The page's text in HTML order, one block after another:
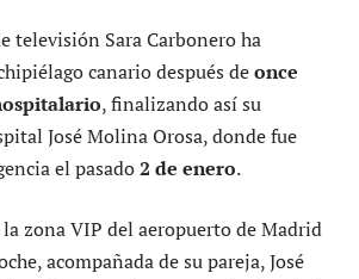
televisión Sara Carbonero ha
canario después deonce
, finalizando así su
José Molina Orosa, donde fue
el pasado2 de enero.
zona VIP del aeropuerto de Madrid
acompañada de su pareja, José